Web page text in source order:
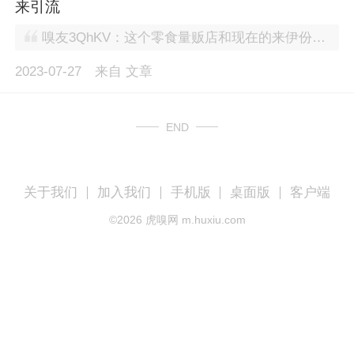
来引流
嗅友3QhKV：这个零食量贩店和现在的来伊份区别在哪？
2023-07-27 来自 文章
END
关于我们 加入我们 手机版 桌面版 客户端
©2026 虎嗅网 m.huxiu.com